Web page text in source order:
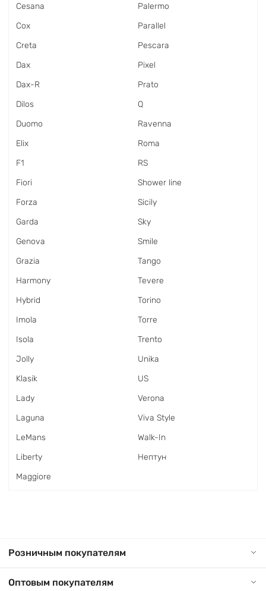
Cesana
Cox
Creta
Dax
Dax-R
Dilos
Duomo
Elix
F1
Fiori
Forza
Garda
Genova
Grazia
Harmony
Hybrid
Imola
Isola
Jolly
Klasik
Lady
Laguna
LeMans
Liberty
Maggiore
Palermo
Parallel
Pescara
Pixel
Prato
Q
Ravenna
Roma
RS
Shower line
Sicily
Sky
Smile
Tango
Tevere
Torino
Torre
Trento
Unika
US
Verona
Viva Style
Walk-In
Нептун
Розничным покупателям
Оптовым покупателям